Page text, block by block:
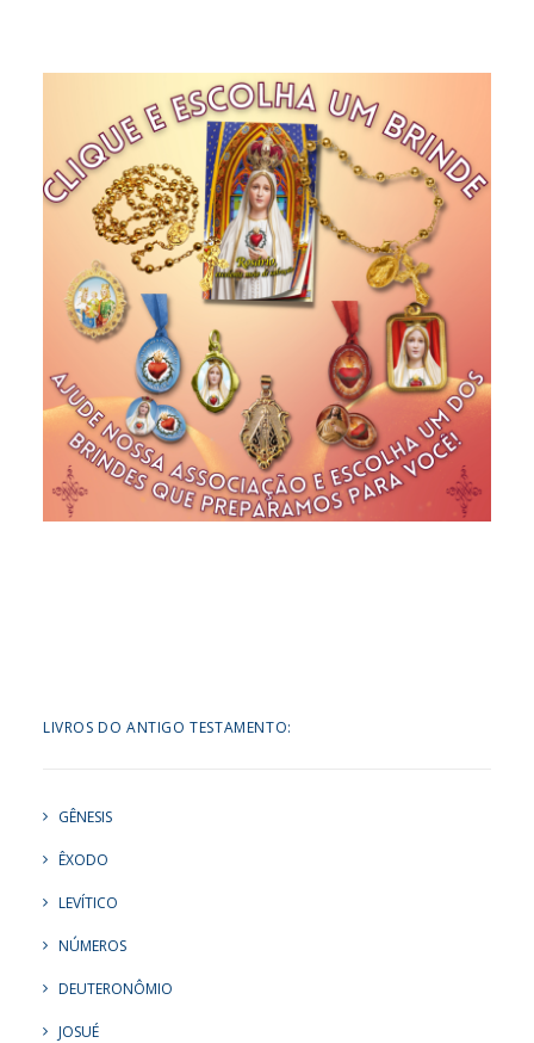
LIVROS DO ANTIGO TESTAMENTO:
GÊNESIS
ÊXODO
LEVÍTICO
NÚMEROS
DEUTERONÔMIO
JOSUÉ